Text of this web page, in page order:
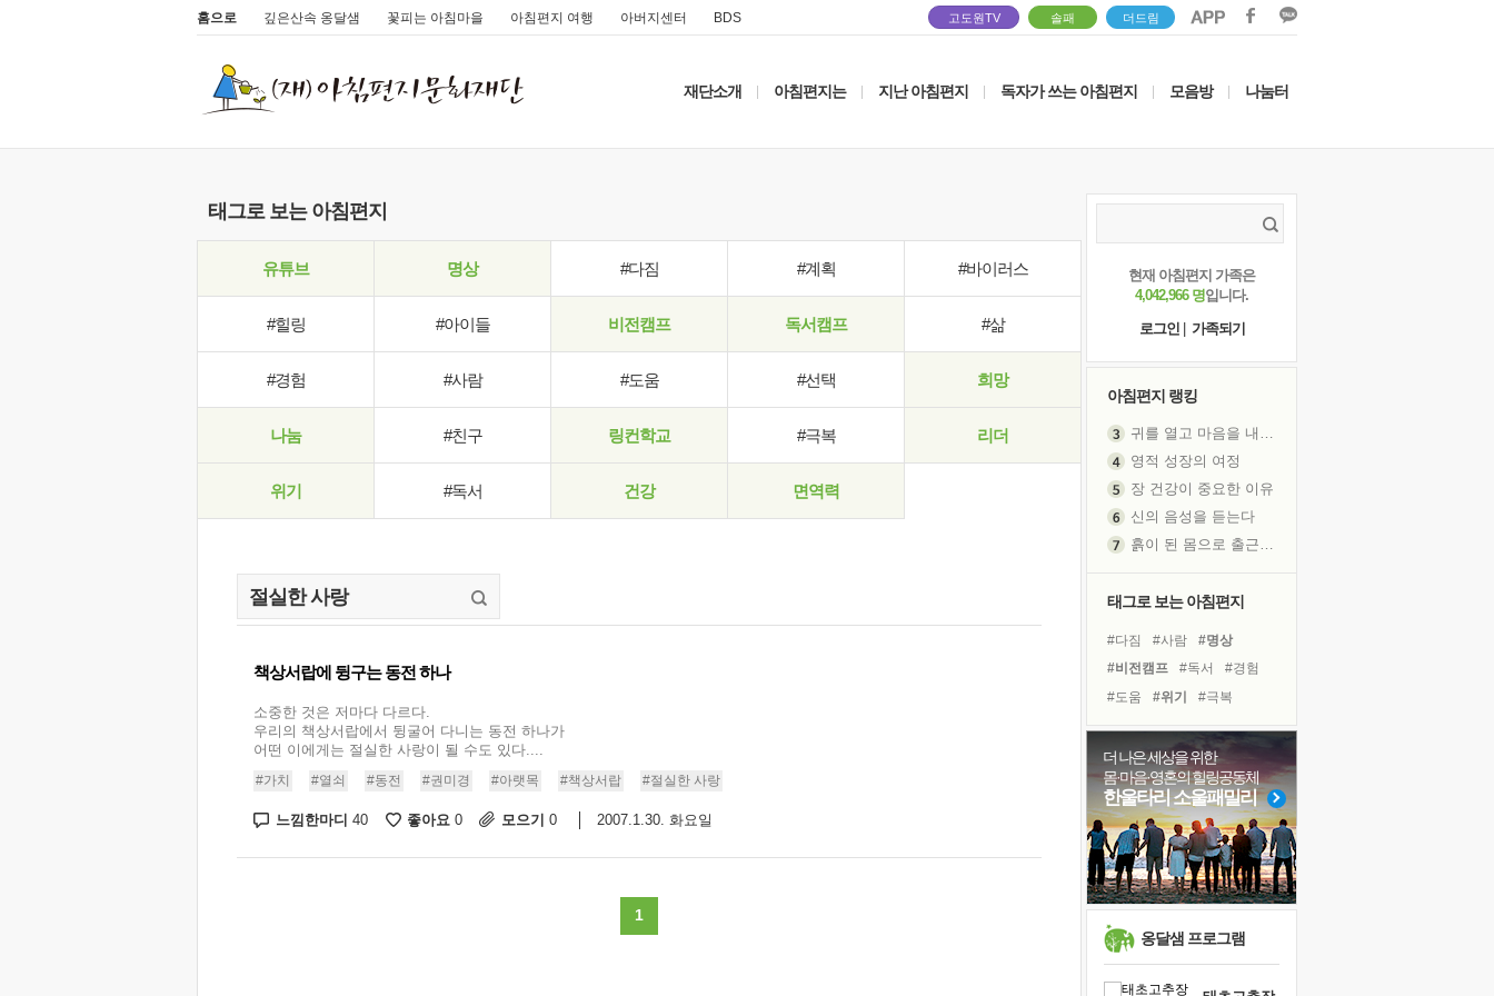
홈으로 깊은산속 옹달샘 꽃피는 아침마을 아침편지 여행 아버지센터 BDS 고도원TV 솔패 더드림
재단소개 아침편지는 지난 아침편지 독자가 쓰는 아침편지 모음방 나눔터
태그로 보는 아침편지
유튜브 명상 #다짐 #계획 #바이러스
#힐링 #아이들 비전캠프 독서캠프 #삶
#경험 #사람 #도움 #선택 희망
나눔 #친구 링컨학교 #극복 리더
위기 #독서 건강 면역력
책상서랍에 뒹구는 동전 하나
소중한 것은 저마다 다르다.
우리의 책상서랍에서 뒹굴어 다니는 동전 하나가
어떤 이에게는 절실한 사랑이 될 수도 있다....
#가치 #열쇠 #동전 #권미경 #아랫목 #책상서랍 #절실한 사랑
느낌한마디 40 좋아요 0 모으기 0 2007.1.30. 화요일
1
현재 아침편지 가족은
4,042,966 명입니다.
로그인
가족되기
아침편지 랭킹
귀를 열고 마음을 내어주고
영적 성장의 여정
장 건강이 중요한 이유
신의 음성을 듣는다
흙이 된 몸으로 출근하는 여자
졸업식 사진을 보며
아픈 아버지를 위한 공간 설계
극심한 변비, 어깨결림, 수면 장애
보고 싶은 어머니
유년 시절의 부산 영도 바다
못된 꼰대들
거울 속의 나
희망이란
'모른다'는 것
태그로 보는 아침편지
#다짐 #사람
#명상
#비전캠프
#독서
#경험
#도움
#위기
#극복
#계획
#링컨학교
#면역력
#나눔
#선택
#바이러스
#독서캠프
#친구
#희망
#힐링
#리더
#유튜브
더 나은 세상을 위한
몸·마음·영혼의 힐링공동체
한울타리 소울패밀리
옹달샘 프로그램